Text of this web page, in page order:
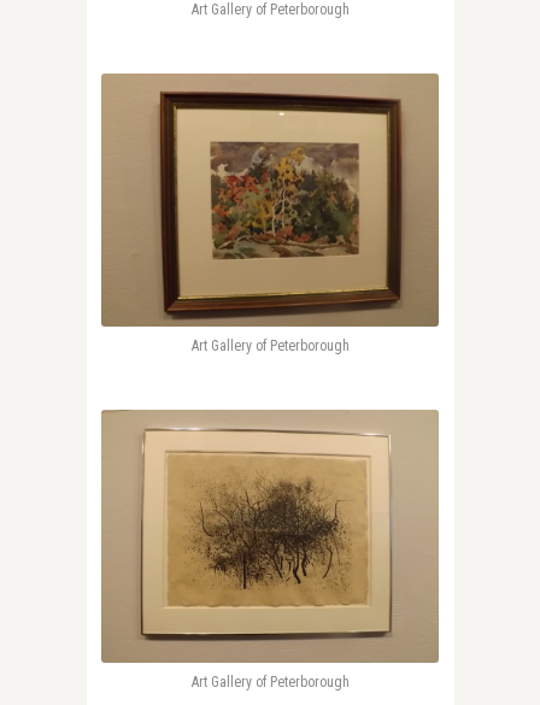
Art Gallery of Peterborough
Art Gallery of Peterborough
Art Gallery of Peterborough